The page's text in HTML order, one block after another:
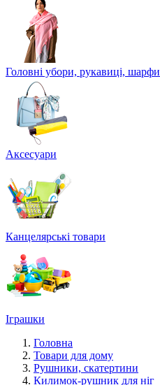
Головні убори, рукавиці, шарфи
Аксесуари
Канцелярські товари
Іграшки
Головна
Товари для дому
Рушники, скатертини
Килимок-рушник для ніг